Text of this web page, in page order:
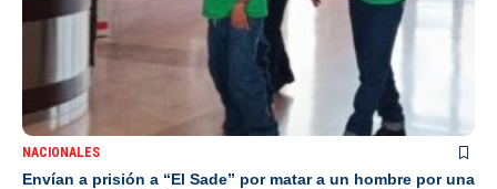
NACIONALES
Envían a prisión a “El Sade” por matar a un hombre por una